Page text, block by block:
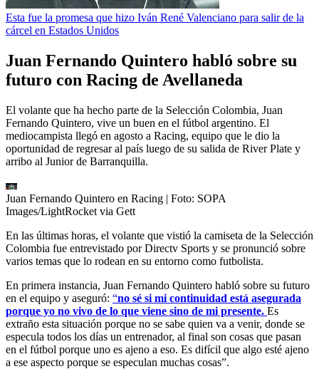
Esta fue la promesa que hizo Iván René Valenciano para salir de la
cárcel en Estados Unidos
Juan Fernando Quintero habló sobre su
futuro con Racing de Avellaneda
El volante que ha hecho parte de la Selección Colombia, Juan
Fernando Quintero, vive un buen en el fútbol argentino. El
mediocampista llegó en agosto a Racing, equipo que le dio la
oportunidad de regresar al país luego de su salida de River Plate y
arribo al Junior de Barranquilla.
Juan Fernando Quintero en Racing | Foto: SOPA
Images/LightRocket via Gett
En las últimas horas, el volante que vistió la camiseta de la Selección
Colombia fue entrevistado por Directv Sports y se pronunció sobre
varios temas que lo rodean en su entorno como futbolista.
En primera instancia, Juan Fernando Quintero habló sobre su futuro
en el equipo y aseguró: “no sé si mi continuidad está asegurada
porque yo no vivo de lo que viene sino de mi presente. Es
extraño esta situación porque no se sabe quien va a venir, donde se
especula todos los días un entrenador, al final son cosas que pasan
en el fútbol porque uno es ajeno a eso. Es difícil que algo esté ajeno
a ese aspecto porque se especulan muchas cosas”.